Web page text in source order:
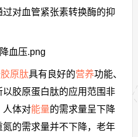
对血管紧张素转换酶的抑
胶原肽具有良好的营养功能、
胶原蛋白肽的应用范围非
人体对能量的需求量呈下降
的需求量并不下降，老年